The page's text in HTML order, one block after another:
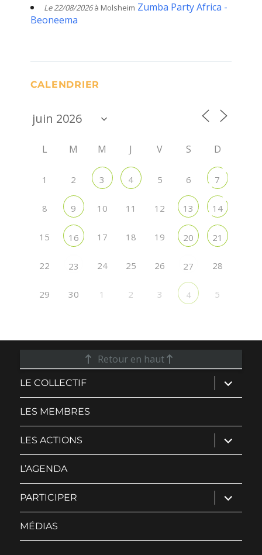
Le 22/08/2026à Molsheim Zumba Party Africa -
Beoneema
CALENDRIER
L M M J V S D
1 2 3 4 5 6 7
8 9 10 11 12 13 14
15 16 17 18 19 20 21
22 23 24 25 26 27 28
29 30 1 2 3 4 5
Retour en haut
LE COLLECTIF ouvrir
le
sous-
LES MEMBRES
LES ACTIONS ouvrir
le
sous-
L’AGENDA
PARTICIPER ouvrir
le
sous-
MÉDIAS